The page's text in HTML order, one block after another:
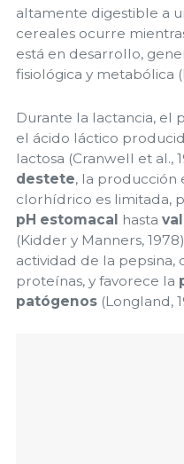
altamente digestible a
cereales ocurre
está en desarrollo,
fisiológica y metabólica
Durante la lactancia, el
el ácido láctico
lactosa (Cranwell et al.,
destete, la producción
clorhídrico es limitada,
pH estomacal hasta
(Kidder y Manners,
actividad de la pepsina,
proteínas, y favorece la
patógenos (Longland,